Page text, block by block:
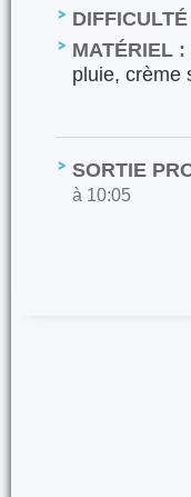
MATÉRIEL :
pluie, crème
SORTIE
à 10:05